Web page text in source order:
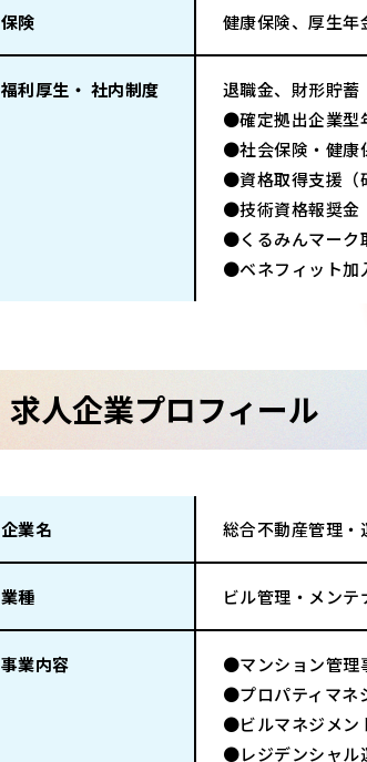
保険 健康保険、厚生年
福利厚生・ 社内制度
退職金、財形貯蓄
●確定拠出企業型
●社会保険・健康
●資格取得支援（
●技術資格報奨金
●くるみんマーク
●ベネフィット加
求人企業プロフィール
企業名 総合不動産管理・
業種 ビル管理・メンテ
事業内容
●マンション管理
●プロパティマネ
●ビルマネジメン
●レジデンシャル